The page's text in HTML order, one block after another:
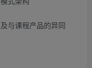
与课程产品的异同